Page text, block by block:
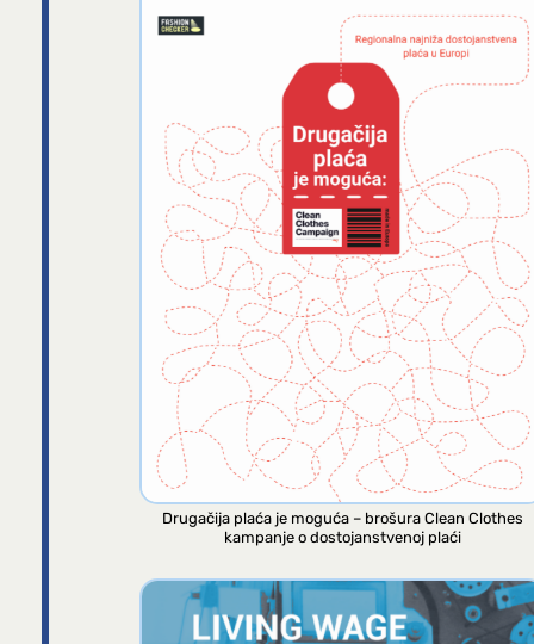
Drugačija plaća je moguća – brošura Clean Clothes
kampanje o dostojanstvenoj plaći